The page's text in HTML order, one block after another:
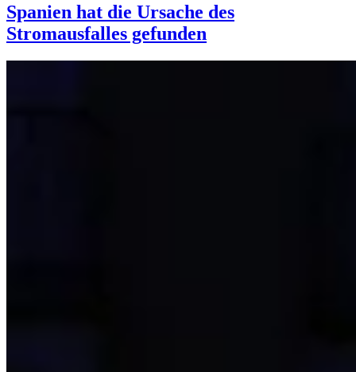
Spanien hat die Ursache des
Stromausfalles gefunden